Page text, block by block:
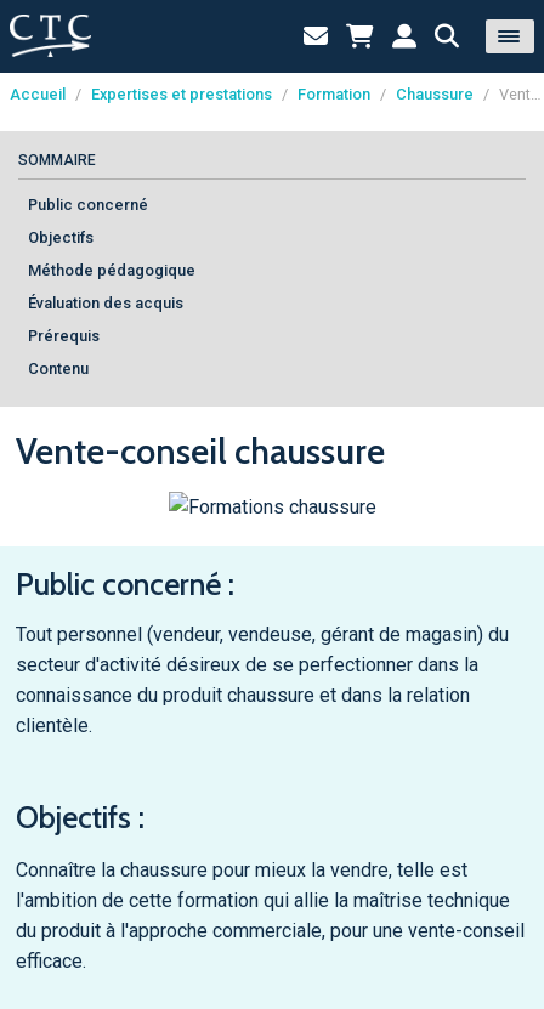
Panneau de gestion des cookies
Accueil / Expertises et prestations / Formation / Chaussure / Vente-conseil chaussure
SOMMAIRE
Public concerné
Objectifs
Méthode pédagogique
Évaluation des acquis
Prérequis
Contenu
Vente-conseil chaussure
Public concerné :
Tout personnel (vendeur, vendeuse, gérant de magasin) du
secteur d'activité désireux de se perfectionner dans la
connaissance du produit chaussure et dans la relation
clientèle.
Objectifs :
Connaître la chaussure pour mieux la vendre, telle est
l'ambition de cette formation qui allie la maîtrise technique
du produit à l'approche commerciale, pour une vente-conseil
efficace.